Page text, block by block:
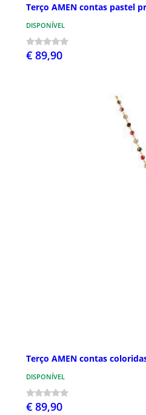
Terço AMEN contas pastel
DISPONÍVEL
€ 89,90
Terço AMEN contas
DISPONÍVEL
€ 89,90